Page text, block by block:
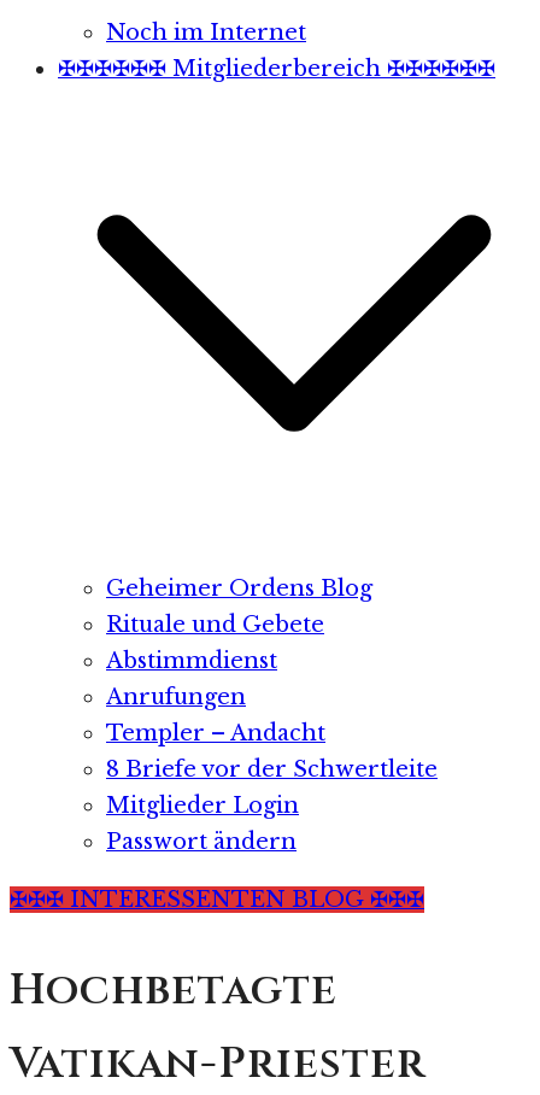
Noch im Internet
✠✠✠✠✠✠ Mitgliederbereich ✠✠✠✠✠✠
Geheimer Ordens Blog
Rituale und Gebete
Abstimmdienst
Anrufungen
Templer – Andacht
8 Briefe vor der Schwertleite
Mitglieder Login
Passwort ändern
✠✠✠ INTERESSENTEN BLOG ✠✠✠
Hochbetagte
Vatikan-Priester